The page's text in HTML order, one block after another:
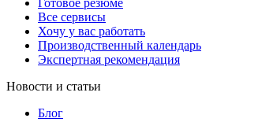
Все сервисы
Хочу у вас работать
Производственный календарь
Экспертная рекомендация
Новости и статьи
Блог